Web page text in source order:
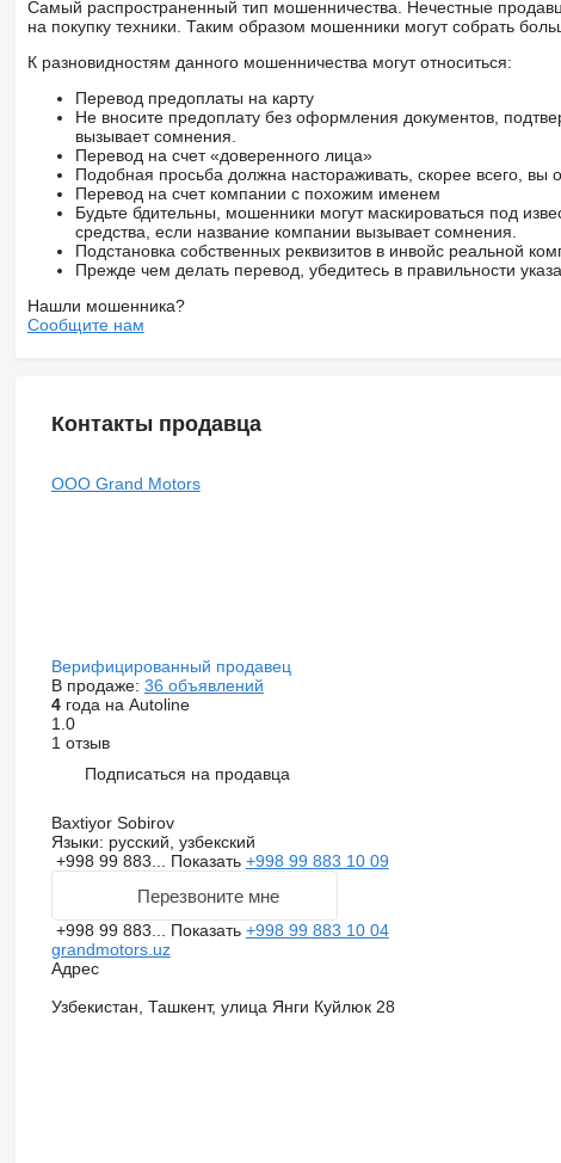
Самый распространенный тип мошенничества. Нечестные
на покупку техники. Таким образом мошенники могут собрать
К разновидностям данного мошенничества могут относиться:
Перевод предоплаты на карту
Не вносите предоплату без оформления документов,
вызывает сомнения.
Перевод на счет «доверенного лица»
Подобная просьба должна настораживать, скорее всего, вы
Перевод на счет компании с похожим именем
Будьте бдительны, мошенники могут маскироваться под
средства, если название компании вызывает сомнения.
Подстановка собственных реквизитов в инвойс реальной
Прежде чем делать перевод, убедитесь в правильности
Нашли мошенника?
Сообщите нам
Контакты продавца
OOO Grand Motors
Верифицированный продавец
В продаже: 36 объявлений
4года на Autoline
1.0
1 отзыв
Подписаться на продавца
Baxtiyor Sobirov
Языки: русский, узбекский
+998 99 883... Показать +998 99 883 10 09
Перезвоните мне
+998 99 883... Показать +998 99 883 10 04
grandmotors.uz
Адрес
Узбекистан, Ташкент, улица Янги Куйлюк 28